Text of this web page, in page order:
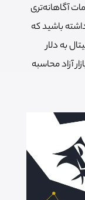
آگاهانه‌تری
باشید که
به دلار
آزاد محاسبه